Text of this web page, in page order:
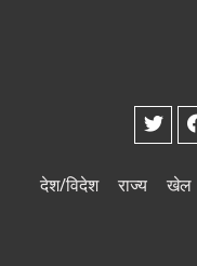
देश/विदेश राज्य खेल